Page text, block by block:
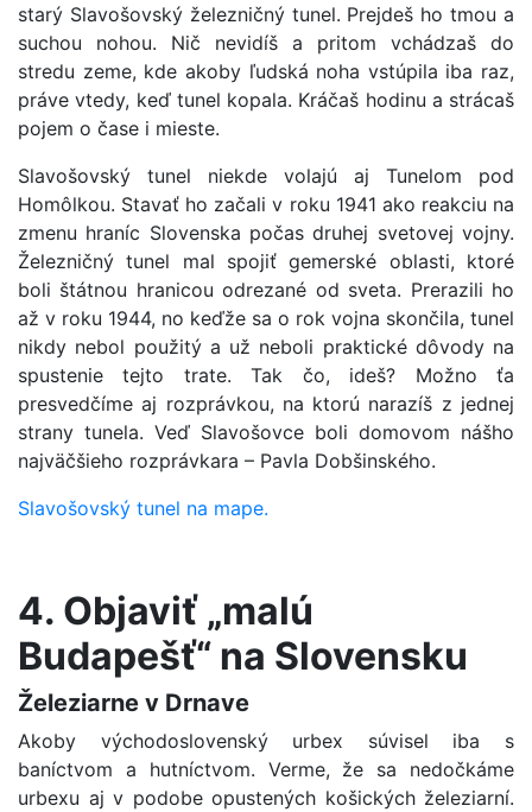
starý Slavošovský železničný tunel. Prejdeš ho tmou a
suchou nohou. Nič nevidíš a pritom vchádzaš do
stredu zeme, kde akoby ľudská noha vstúpila iba raz,
práve vtedy, keď tunel kopala. Kráčaš hodinu a strácaš
pojem o čase i mieste.
Slavošovský tunel niekde volajú aj Tunelom pod
Homôlkou. Stavať ho začali v roku 1941 ako reakciu na
zmenu hraníc Slovenska počas druhej svetovej vojny.
Železničný tunel mal spojiť gemerské oblasti, ktoré
boli štátnou hranicou odrezané od sveta. Prerazili ho
až v roku 1944, no keďže sa o rok vojna skončila, tunel
nikdy nebol použitý a už neboli praktické dôvody na
spustenie tejto trate. Tak čo, ideš? Možno ťa
presvedčíme aj rozprávkou, na ktorú narazíš z jednej
strany tunela. Veď Slavošovce boli domovom nášho
najväčšieho rozprávkara – Pavla Dobšinského.
Slavošovský tunel na mape.
4. Objaviť „malú
Budapešť“ na Slovensku
Železiarne v Drnave
Akoby východoslovenský urbex súvisel iba s
baníctvom a hutníctvom. Verme, že sa nedočkáme
urbexu aj v podobe opustených košických železiarní.